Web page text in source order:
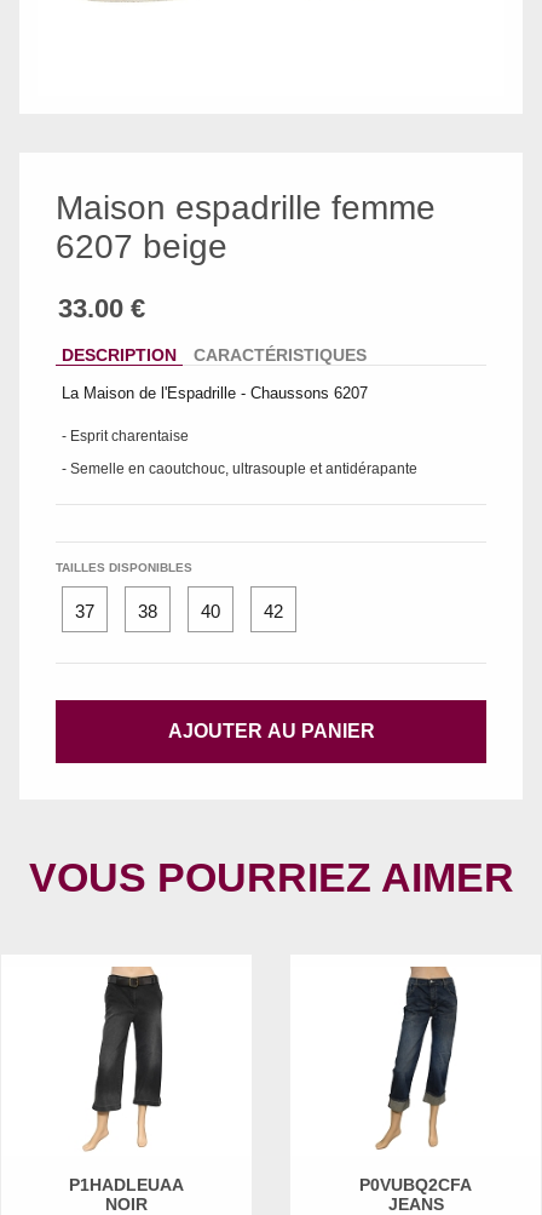
Maison espadrille femme
6207 beige
DESCRIPTION CARACTÉRISTIQUES
La Maison de l'Espadrille - Chaussons 6207
- Esprit charentaise
- Semelle en caoutchouc, ultrasouple et antidérapante
TAILLES DISPONIBLES
37 38 40 42
AJOUTER AU PANIER
VOUS POURRIEZ AIMER
P1HADLEUAA
NOIR
P0VUBQ2CFA
JEANS